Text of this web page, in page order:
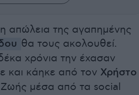
απώλεια της αγαπημένης
θα τους ακολουθεί.
χρόνια την έχασαν
και κάηκε από τον Χρήστο
μέσα από τα social